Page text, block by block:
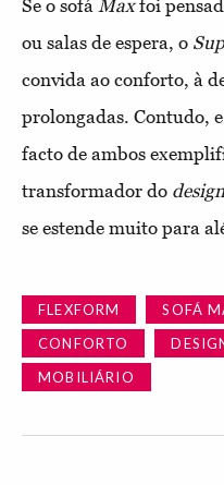
Se o sofá Maxfoi
ou salas de espera, o
convida ao conforto, à
prolongadas. Contudo,
facto de ambos
transformador do design
se estende muito para
FLEXFORM SOFÁ
CONFORTO
MOBILIÁRIO